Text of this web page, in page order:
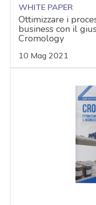
WHITE PAPER
Ottimizzare i
business con il
Cromology
10 Mag 2021